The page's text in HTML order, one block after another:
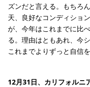
ズンだと言える。もちろ
天、良好なコンディショ
が、今年はこれまでに比
る。理由はともあれ、今
これまでよりずっと自信
12月31日、カリフォルニ